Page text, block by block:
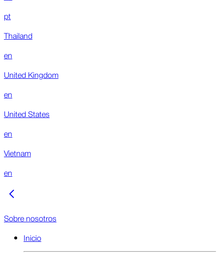
pt
Thailand
en
United Kingdom
en
United States
en
Vietnam
en
Sobre nosotros
Inicio